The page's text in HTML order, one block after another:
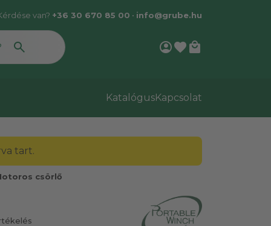
van? +36 30 670 85 00 • info@grube.hu
account_circlefavorite local_mall
KatalógusKapcsolat
tart.
csörlő